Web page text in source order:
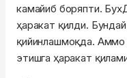
камайиб боряпти.
ҳаракат қилди.
қийинлашмоқда. Аммо
этишга ҳаракат